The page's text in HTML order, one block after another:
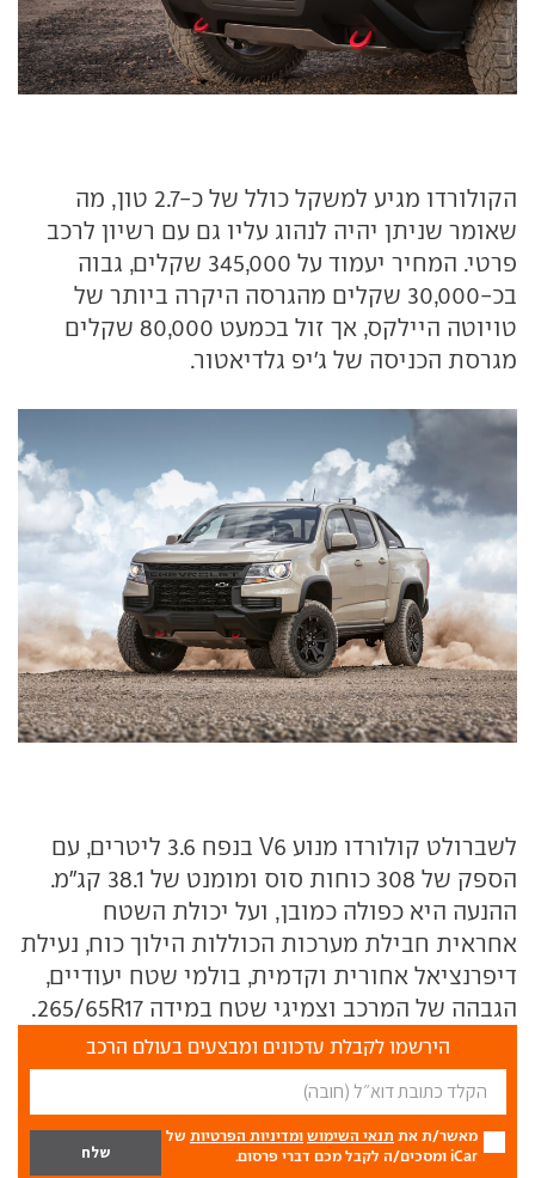
הקולורדו מגיע למשקל כולל של כ-2.7 טון, מה
שאומר שניתן יהיה לנהוג עליו גם עם רשיון לרכב
פרטי. המחיר יעמוד על 345,000 שקלים, גבוה
בכ-30,000 שקלים מהגרסה היקרה ביותר של
טויוטה היילקס, אך זול בכמעט 80,000 שקלים
מגרסת הכניסה של ג'יפ גלדיאטור.
לשברולט קולורדו מנוע V6 בנפח 3.6 ליטרים, עם
הספק של 308 כוחות סוס ומומנט של 38.1 קג"מ.
ההנעה היא כפולה כמובן, ועל יכולת השטח
אחראית חבילת מערכות הכוללות הילוך כוח, נעילת
דיפרנציאל אחורית וקדמית, בולמי שטח יעודיים,
הגבהה של המרכב וצמיגי שטח במידה 265/65R17.
הירשמו לקבלת עדכונים ומבצעים בעולם הרכב
מאשר/ת את תנאי השימוש ומדיניות הפרטיות של
iCar ומסכים/ה לקבל מכם דברי פרסום.